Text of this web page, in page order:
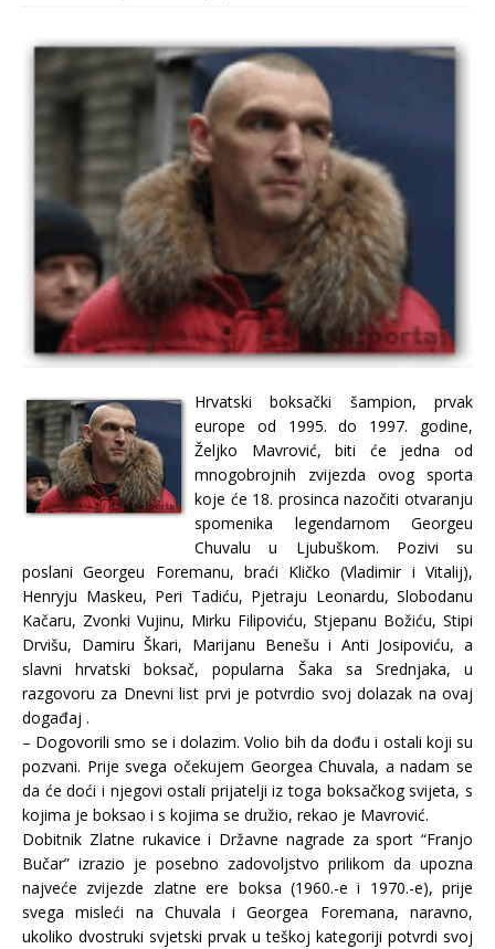
Hrvatski boksački šampion, prvak
europe od 1995. do 1997. godine,
Željko Mavrović, biti će jedna od
mnogobrojnih zvijezda ovog sporta
koje će 18. prosinca nazočiti otvaranju
spomenika legendarnom Georgeu
Chuvalu u Ljubuškom. Pozivi su
poslani Georgeu Foremanu, braći Kličko (Vladimir i Vitalij),
Henryju Maskeu, Peri Tadiću, Pjetraju Leonardu, Slobodanu
Kačaru, Zvonki Vujinu, Mirku Filipoviću, Stjepanu Božiću, Stipi
Drvišu, Damiru Škari, Marijanu Benešu i Anti Josipoviću, a
slavni hrvatski boksač, popularna Šaka sa Srednjaka, u
razgovoru za Dnevni list prvi je potvrdio svoj dolazak na ovaj
događaj .
– Dogovorili smo se i dolazim. Volio bih da dođu i ostali koji su
pozvani. Prije svega očekujem Georgea Chuvala, a nadam se
da će doći i njegovi ostali prijatelji iz toga boksačkog svijeta, s
kojima je boksao i s kojima se družio, rekao je Mavrović.
Dobitnik Zlatne rukavice i Državne nagrade za sport “Franjo
Bučar” izrazio je posebno zadovoljstvo prilikom da upozna
najveće zvijezde zlatne ere boksa (1960.-e i 1970.-e), prije
svega misleći na Chuvala i Georgea Foremana, naravno,
ukoliko dvostruki svjetski prvak u teškoj kategoriji potvrdi svoj